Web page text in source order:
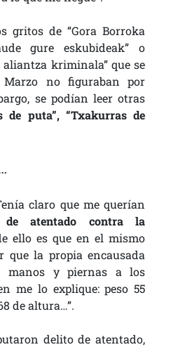
gritos de “Gora Borroka
gure eskubideak” o
kriminala” que se
no figuraban por
se podían leer otras
de puta”, “Txakurras de
claro que me querían
de atentado contra la
ello es que en el mismo
que la propia encausada
manos y piernas a los
me lo explique: peso 55
de altura…”.
delito de atentado,